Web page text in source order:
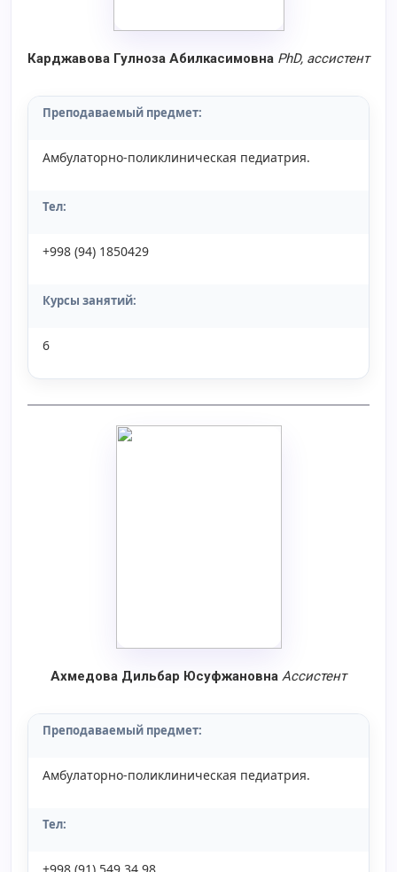
Карджавова Гулноза Абилкасимовна PhD, ассистент
Преподаваемый предмет:
Амбулаторно-поликлиническая педиатрия.
Тел:
+998 (94) 1850429
Курсы занятий:
6
Ахмедова Дильбар Юсуфжановна Aссистент
Преподаваемый предмет:
Амбулаторно-поликлиническая педиатрия.
Тел: